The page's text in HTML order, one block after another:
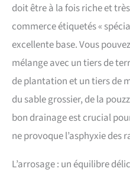
doit être à la fois riche et
commerce étiquetés «
excellente base. Vous
mélange avec un tiers de
de plantation et un tiers de
du sable grossier, de la
bon drainage est crucial
ne provoque l’asphyxie des
L’arrosage : un équilibre